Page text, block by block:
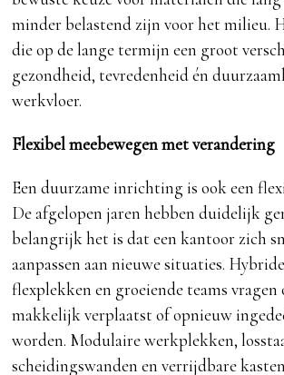
minder belastend zijn voor het milieu.
die op de lange termijn een groot
gezondheid, tevredenheid én
werkvloer.
Flexibel meebewegen met verandering
Een duurzame inrichting is ook een
De afgelopen jaren hebben duidelijk
belangrijk het is dat een kantoor zich
aanpassen aan nieuwe situaties.
flexplekken en groeiende teams vragen
makkelijk verplaatst of opnieuw
worden. Modulaire werkplekken,
scheidingswanden en verrijdbare